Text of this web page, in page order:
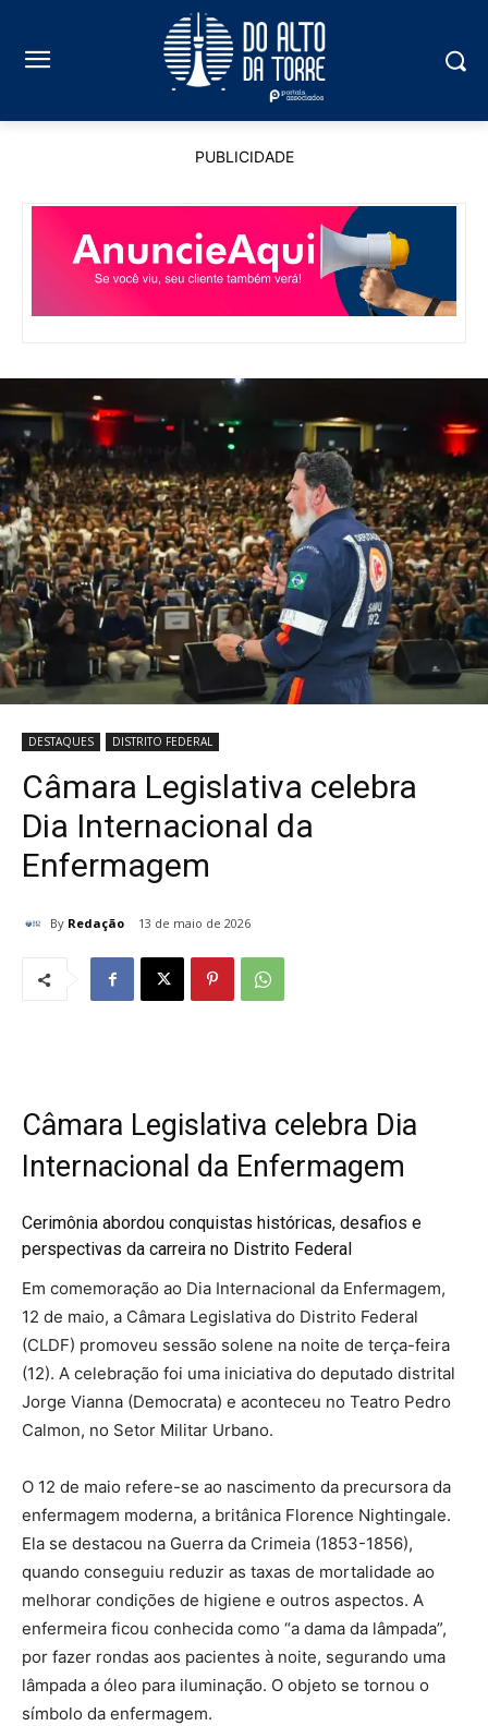
PUBLICIDADE
DESTAQUES DISTRITO FEDERAL
Câmara Legislativa celebra
Dia Internacional da
Enfermagem
By Redação 13 de maio de 2026
Câmara Legislativa celebra Dia
Internacional da Enfermagem
Cerimônia abordou conquistas históricas, desafios e
perspectivas da carreira no Distrito Federal
Em comemoração ao Dia Internacional da Enfermagem,
12 de maio, a Câmara Legislativa do Distrito Federal
(CLDF) promoveu sessão solene na noite de terça-feira
(12). A celebração foi uma iniciativa do deputado distrital
Jorge Vianna (Democrata) e aconteceu no Teatro Pedro
Calmon, no Setor Militar Urbano.
O 12 de maio refere-se ao nascimento da precursora da
enfermagem moderna, a britânica Florence Nightingale.
Ela se destacou na Guerra da Crimeia (1853-1856),
quando conseguiu reduzir as taxas de mortalidade ao
melhorar condições de higiene e outros aspectos. A
enfermeira ficou conhecida como “a dama da lâmpada”,
por fazer rondas aos pacientes à noite, segurando uma
lâmpada a óleo para iluminação. O objeto se tornou o
símbolo da enfermagem.